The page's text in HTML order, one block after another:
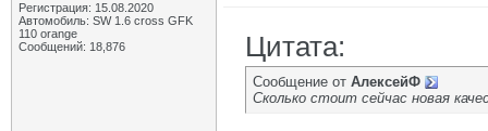
Регистрация: 15.08.2020
Автомобиль: SW 1.6 cross GFK
110 orange
Сообщений: 18,876
Цитата:
Сообщение от АлексейФ
Сколько стоит сейчас новая